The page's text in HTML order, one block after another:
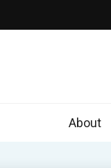
About